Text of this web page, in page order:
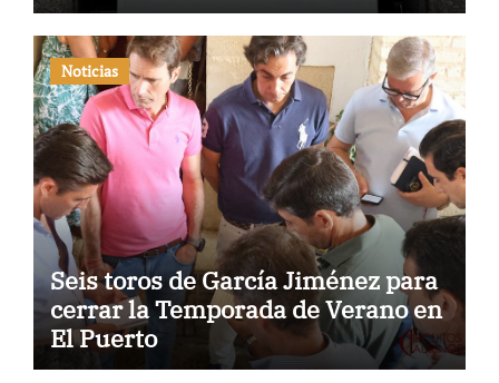
Noticias
Seis toros de García Jiménez para
cerrar la Temporada de Verano en
El Puerto